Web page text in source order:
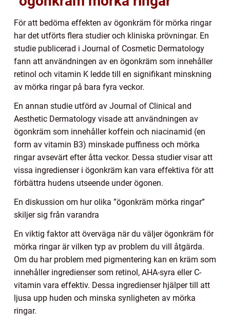
För att bedöma effekten av ögonkräm för mörka ringar
har det utförts flera studier och kliniska prövningar. En
studie publicerad i Journal of Cosmetic Dermatology
fann att användningen av en ögonkräm som innehåller
retinol och vitamin K ledde till en signifikant minskning
av mörka ringar på bara fyra veckor.
En annan studie utförd av Journal of Clinical and
Aesthetic Dermatology visade att användningen av
ögonkräm som innehåller koffein och niacinamid (en
form av vitamin B3) minskade puffiness och mörka
ringar avsevärt efter åtta veckor. Dessa studier visar att
vissa ingredienser i ögonkräm kan vara effektiva för att
förbättra hudens utseende under ögonen.
En diskussion om hur olika ”ögonkräm mörka ringar”
skiljer sig från varandra
En viktig faktor att överväga när du väljer ögonkräm för
mörka ringar är vilken typ av problem du vill åtgärda.
Om du har problem med pigmentering kan en kräm som
innehåller ingredienser som retinol, AHA-syra eller C-
vitamin vara effektiv. Dessa ingredienser hjälper till att
ljusa upp huden och minska synligheten av mörka
ringar.